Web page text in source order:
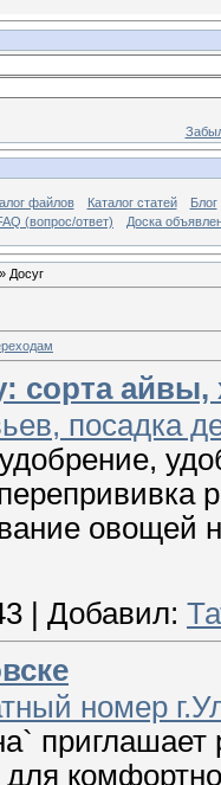
файлов Каталог статей
Блог
(вопрос/ответ)
Доска
» Досуг
сорта
посадка
овощей
Добавил:
номер